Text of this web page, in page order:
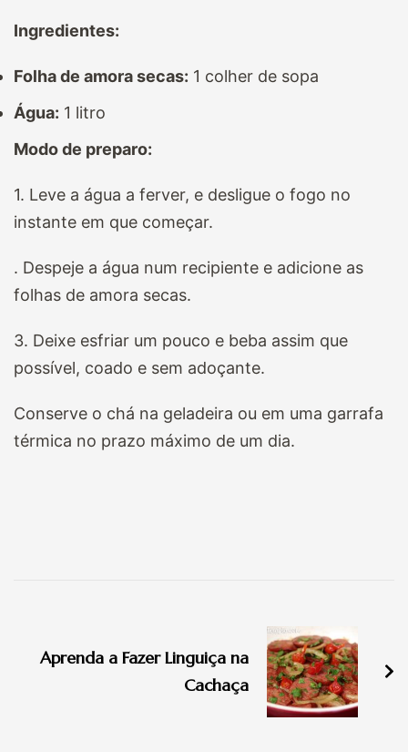
Ingredientes:
Folha de amora secas: 1 colher de sopa
Água: 1 litro
Modo de preparo:
1. Leve a água a ferver, e desligue o fogo no
instante em que começar.
. Despeje a água num recipiente e adicione as
folhas de amora secas.
3. Deixe esfriar um pouco e beba assim que
possível, coado e sem adoçante.
Conserve o chá na geladeira ou em uma garrafa
térmica no prazo máximo de um dia.
post
Aprenda a Fazer Linguiça na
Cachaça